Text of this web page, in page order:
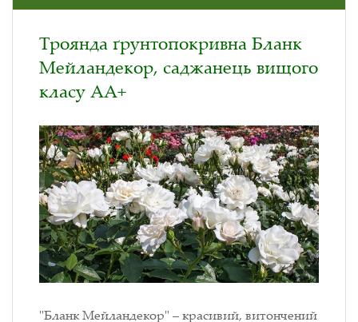
Троянда ґрунтопокривна Бланк
Мейландекор, саджанець вищого
класу АА+
"Бланк Мейландекор" – красивий, витончений